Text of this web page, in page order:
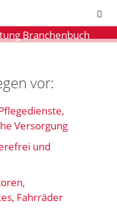
vor:
Versorgung
und
Fahrräder